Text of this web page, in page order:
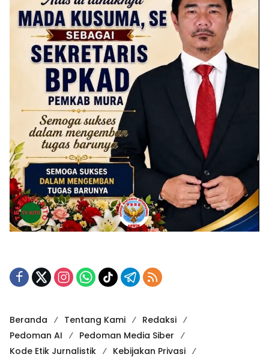
Beranda Tentang Kami
Redaksi
Pedoman AI
Pedoman Media Siber
Kode Etik Jurnalistik
Kebijakan Privasi